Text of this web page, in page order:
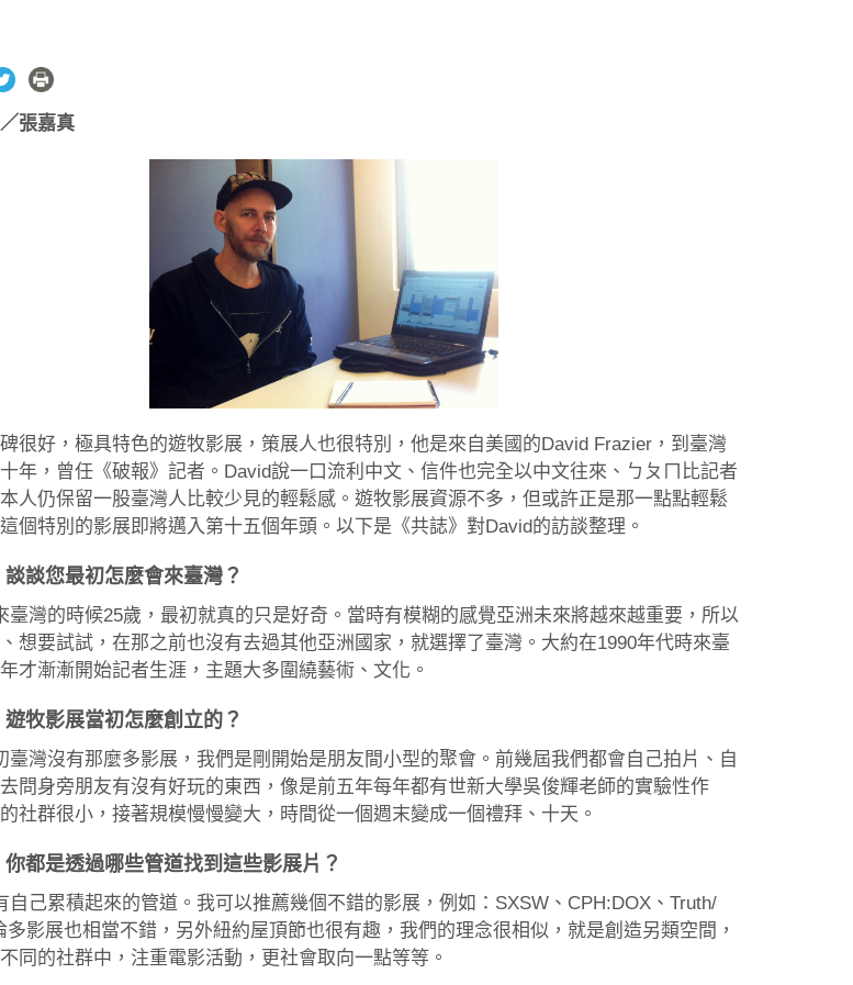
張嘉真
很好，極具特色的遊牧影展，策展人也很特別，他是來自美國的David Frazier，到臺灣
年，曾任《破報》記者。David說一口流利中文、信件也完全以中文往來、ㄅㄆㄇ比記者
人仍保留一股臺灣人比較少見的輕鬆感。遊牧影展資源不多，但或許正是那一點點輕鬆
個特別的影展即將邁入第十五個年頭。以下是《共誌》對David的訪談整理。
談談您最初怎麼會來臺灣？
臺灣的時候25歲，最初就真的只是好奇。當時有模糊的感覺亞洲未來將越來越重要，所以
想要試試，在那之前也沒有去過其他亞洲國家，就選擇了臺灣。大約在1990年代時來臺
才漸漸開始記者生涯，主題大多圍繞藝術、文化。
遊牧影展當初怎麼創立的？
臺灣沒有那麼多影展，我們是剛開始是朋友間小型的聚會。前幾屆我們都會自己拍片、自
問身旁朋友有沒有好玩的東西，像是前五年每年都有世新大學吳俊輝老師的實驗性作
社群很小，接著規模慢慢變大，時間從一個週末變成一個禮拜、十天。
你都是透過哪些管道找到這些影展片？
自己累積起來的管道。我可以推薦幾個不錯的影展，例如：SXSW、CPH:DOX、Truth/
多影展也相當不錯，另外紐約屋頂節也很有趣，我們的理念很相似，就是創造另類空間，
同的社群中，注重電影活動，更社會取向一點等等。